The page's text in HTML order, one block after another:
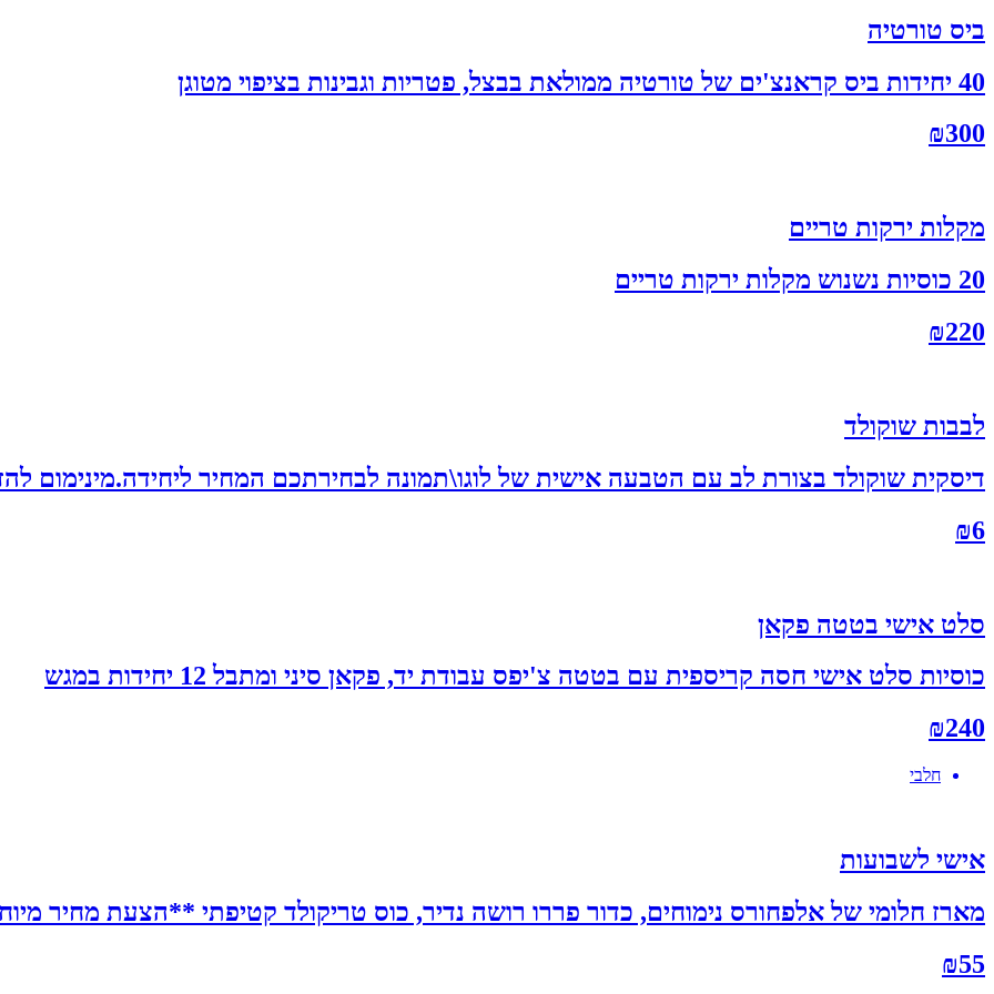
ביס טורטיה
40 יחידות ביס קראנצ'ים של טורטיה ממולאת בבצל, פטריות וגבינות בציפוי מטוגן
₪300
מקלות ירקות טריים
20 כוסיות נשנוש מקלות ירקות טריים
₪220
לבבות שוקולד
דיסקית שוקולד בצורת לב עם הטבעה אישית של לוגו\תמונה לבחירתכם המחיר ליחידה.מינימום להזמנה 30
₪6
סלט אישי בטטה פקאן
כוסיות סלט אישי חסה קריספית עם בטטה צ'יפס עבודת יד, פקאן סיני ומתבל 12 יחידות במגש
₪240
חלבי
אישי לשבועות
מארז חלומי של אלפחורס נימוחים, כדור פררו רושה נדיר, כוס טריקולד קטיפתי **הצעת מחיר מיוחדת
₪55